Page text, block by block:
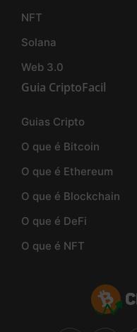
NFT
Solana
Web 3.0
Guia CriptoFacil
Guias Cripto
O que é Bitcoin
O que é Ethereum
O que é Blockchain
O que é DeFi
O que é NFT